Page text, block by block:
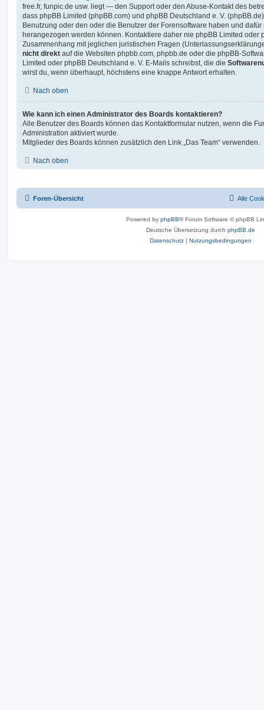
free.fr, funpic.de usw. liegt — den Support oder den Abuse-Kontakt des
dass phpBB Limited (phpBB.com) und phpBB Deutschland e. V.
Benutzung oder den oder die Benutzer der Forensoftware haben und
herangezogen werden können. Kontaktiere daher nie phpBB Limited oder
Zusammenhang mit jeglichen juristischen Fragen
nicht direkt auf die Websiten phpbb.com, phpbb.de oder die phpBB-
Limited oder phpBB Deutschland e. V. E-Mails schreibst, die die
wirst du, wenn überhaupt, höchstens eine knappe Antwort erhalten.
Nach oben
Wie kann ich einen Administrator des Boards kontaktieren?
Alle Benutzer des Boards können das Kontaktformular nutzen, wenn die
Administration aktiviert wurde.
Mitglieder des Boards können zusätzlich den Link „Das Team“ verwenden.
Nach oben
Foren-Übersicht Alle
Powered by phpBB® Forum Software © phpBB
Deutsche Übersetzung durch phpBB.de
Datenschutz | Nutzungsbedingungen